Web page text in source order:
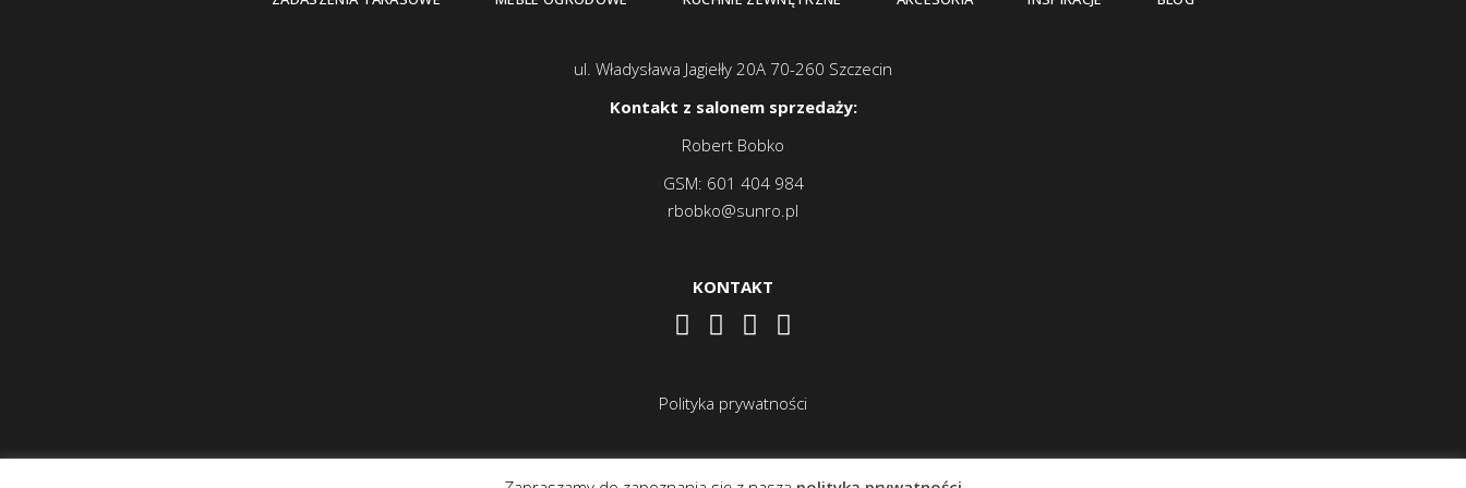
ul. Władysława Jagiełły 20A 70-260 Szczecin
Kontakt z salonem sprzedaży:
Robert Bobko
GSM: 601 404 984
rbobko@sunro.pl
KONTAKT
Polityka prywatności